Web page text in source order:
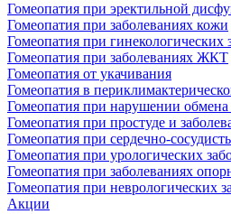
Гомеопатия при эректильной
Гомеопатия при заболеваниях кожи
Гомеопатия при гинекологических
Гомеопатия при заболеваниях ЖКТ
Гомеопатия от укачивания
Гомеопатия в
Гомеопатия при нарушении обмена
Гомеопатия при простуде и
Гомеопатия при сердечно-
Гомеопатия при урологических
Гомеопатия при заболеваниях
Гомеопатия при неврологических
Акции